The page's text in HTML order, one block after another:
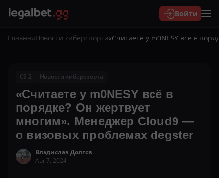
Войти
ГлавнаяНовости киберспорта«Считаете у m0NESY всё в
CS 2 Новости киберспорта
«Считаете у m0NESY всё в
порядке? Он жертвует
многим». Менеджер Cloud9 —
о визовых проблемах degster
Владислав Долгов
Авг 7, 2024